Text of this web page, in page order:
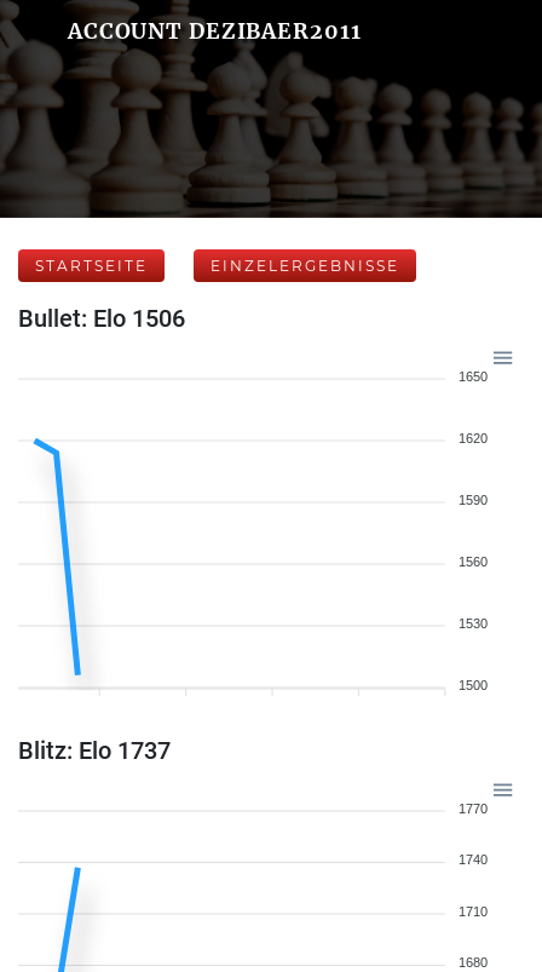
ACCOUNT DEZIBAER2011
STARTSEITE EINZELERGEBNISSE
Bullet: Elo 1506
1650
1620
1590
1560
1530
1500
Blitz: Elo 1737
1770
1740
1710
1680